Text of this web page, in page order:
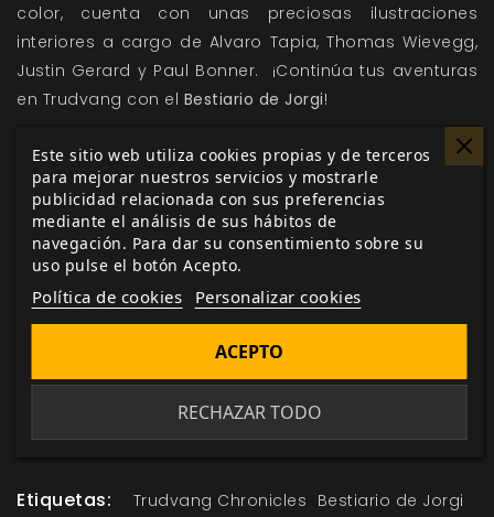
color, cuenta con unas preciosas ilustraciones
interiores a cargo de Alvaro Tapia, Thomas Wievegg,
Justin Gerard y Paul Bonner. ¡Continúa tus aventuras
en Trudvang con el Bestiario de Jorgi!
Sigue de cerca todas las novedades y avances este
y otros de tus juegos y suplementos favoritos
mediante la sección denoticiasydesarrollo
nuestra web, y acude a nuestro
contactopara cualquier duda o sugerencia que
tengas.
Me gusta esto
Etiquetas: Trudvang Chronicles Bestiario de Jorgi
Este sitio web utiliza cookies propias y de terceros
para mejorar nuestros servicios y mostrarle
publicidad relacionada con sus preferencias
mediante el análisis de sus hábitos de
navegación. Para dar su consentimiento sobre su
uso pulse el botón Acepto.
Política de cookies Personalizar cookies
RECHAZAR TODO
ACEPTO